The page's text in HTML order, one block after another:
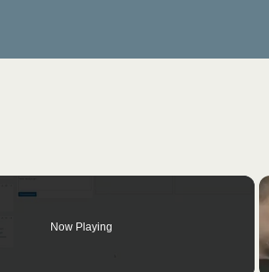
Now Playing